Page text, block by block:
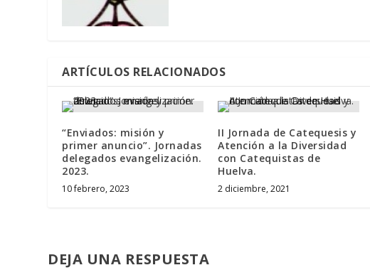
ARTÍCULOS RELACIONADOS
“Enviados: misión y
primer anuncio”. Jornadas
delegados evangelización.
2023.
10 febrero, 2023
II Jornada de Catequesis y
Atención a la Diversidad
con Catequistas de
Huelva.
2 diciembre, 2021
DEJA UNA RESPUESTA